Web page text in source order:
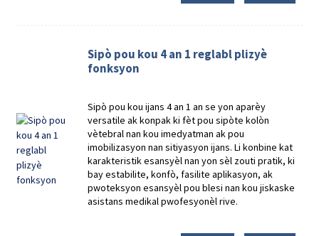
Sipò pou kou 4 an 1 reglabl plizyè
fonksyon
Sipò pou kou ijans 4 an 1 an se yon aparèy
versatile ak konpak ki fèt pou sipòte kolòn
vètebral nan kou imedyatman ak pou
imobilizasyon nan sitiyasyon ijans. Li konbine kat
karakteristik esansyèl nan yon sèl zouti pratik, ki
bay estabilite, konfò, fasilite aplikasyon, ak
pwoteksyon esansyèl pou blesi nan kou jiskaske
asistans medikal pwofesyonèl rive.